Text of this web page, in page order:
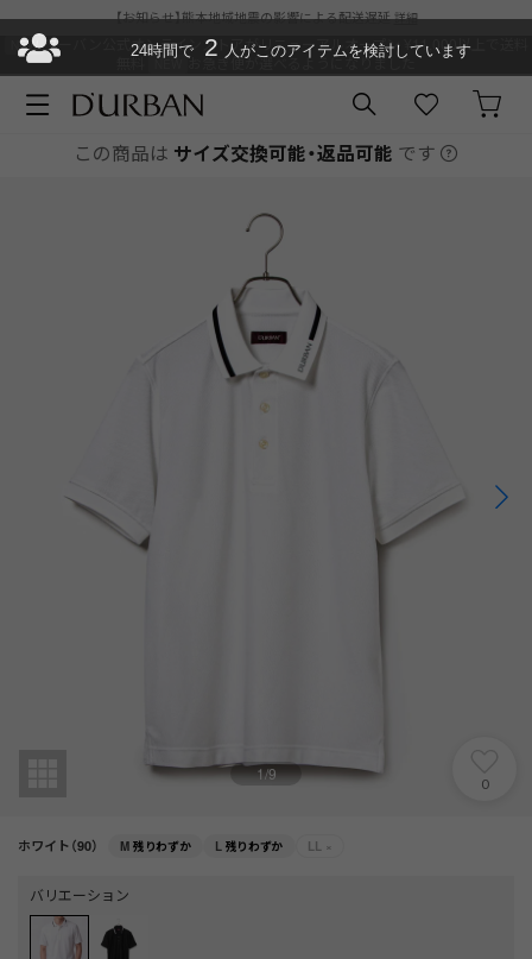
【お知らせ】熊本地域地震の影響による配送遅延詳細
ダーバン公式オンラインストアがリニューアルオープン ¥11,000以上で送料
無料
お急ぎ便が選べるようになりました
この商品は サイズ交換可能・返品可能 です
1/9
0
ホワイト（90） M 残りわずか L 残りわずか LL ×
バリエーション
24時間で 2 人がこのアイテムを検討しています